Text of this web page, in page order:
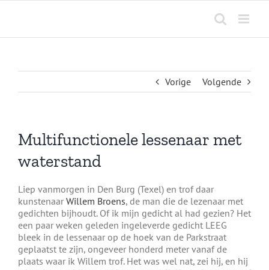
Vorige Volgende
Multifunctionele lessenaar met
waterstand
Liep vanmorgen in Den Burg (Texel) en trof daar
kunstenaar Willem Broens, de man die de lezenaar met
gedichten bijhoudt. Of ik mijn gedicht al had gezien? Het
een paar weken geleden ingeleverde gedicht LEEG
bleek in de lessenaar op de hoek van de Parkstraat
geplaatst te zijn, ongeveer honderd meter vanaf de
plaats waar ik Willem trof. Het was wel nat, zei hij, en hij